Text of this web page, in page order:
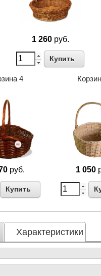
1 260руб.
Купить
4
руб.
Купить
1 050
Характеристики